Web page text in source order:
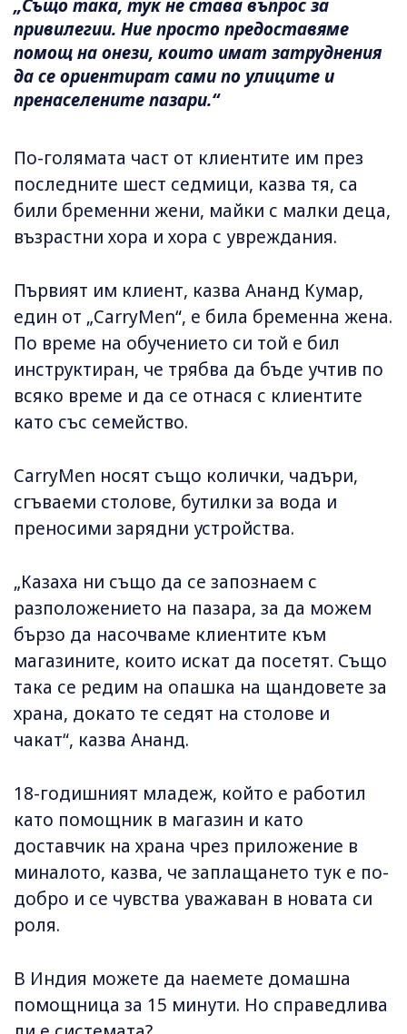
„Също така, тук не става въпрос за
привилегии. Ние просто предоставяме
помощ на онези, които имат затруднения
да се ориентират сами по улиците и
пренаселените пазари.“
По-голямата част от клиентите им през
последните шест седмици, казва тя, са
били бременни жени, майки с малки деца,
възрастни хора и хора с увреждания.
Първият им клиент, казва Ананд Кумар,
един от „CarryMen“, е била бременна жена.
По време на обучението си той е бил
инструктиран, че трябва да бъде учтив по
всяко време и да се отнася с клиентите
като със семейство.
CarryMen носят също колички, чадъри,
сгъваеми столове, бутилки за вода и
преносими зарядни устройства.
„Казаха ни също да се запознаем с
разположението на пазара, за да можем
бързо да насочваме клиентите към
магазините, които искат да посетят. Също
така се редим на опашка на щандовете за
храна, докато те седят на столове и
чакат“, казва Ананд.
18-годишният младеж, който е работил
като помощник в магазин и като
доставчик на храна чрез приложение в
миналото, казва, че заплащането тук е по-
добро и се чувства уважаван в новата си
роля.
В Индия можете да наемете домашна
помощница за 15 минути. Но справедлива